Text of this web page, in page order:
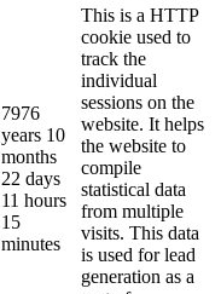
7976
years 10
months
22 days
11 hours
15
minutes
This is a HTTP
cookie used to
track the
individual
sessions on the
website. It helps
the website to
compile
statistical data
from multiple
visits. This data
is used for lead
generation as a